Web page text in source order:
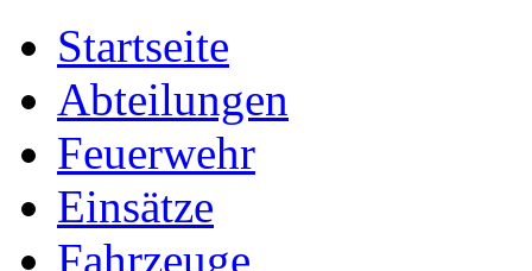
Startseite
Abteilungen
Feuerwehr
Einsätze
Fahrzeuge